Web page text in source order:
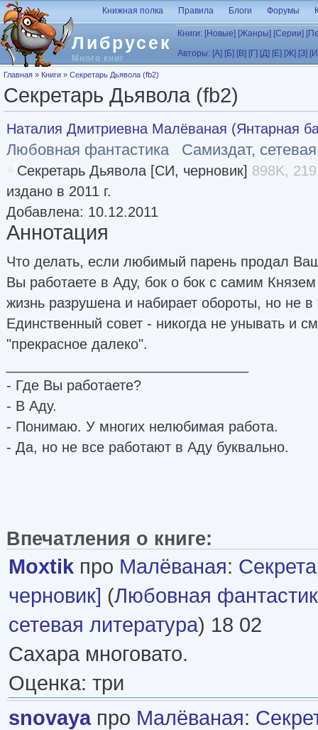
Перейти к основному содержанию
Либрусек
Много книг
Книжная полка Правила Блоги Форумы
Книги: [Новые] [Жанры] [Серии]
Авторы: [А] [Б] [В] [Г] [Д] [Е] [Ж] [З]
Вы здесь
Главная » Книги » Секретарь Дьявола (fb2)
Секретарь Дьявола (fb2)
Наталия Дмитриевна Малёваная (Янтарная
Любовная фантастика Самиздат,
Секретарь Дьявола [СИ, черновик] 898K,
издано в 2011 г.
Добавлена: 10.12.2011
Аннотация
Что делать, если любимый парень продал
Вы работаете в Аду, бок о бок с самим
жизнь разрушена и набирает обороты, но не
Единственный совет - никогда не унывать и
"прекрасное далеко".
- Где Вы работаете?
- В Аду.
- Понимаю. У многих нелюбимая работа.
- Да, но не все работают в Аду буквально.
Впечатления о книге:
Moxtik про Малёваная:
черновик] (Любовная
сетевая литература) 18 02
Сахара многовато.
Оценка: три
snovayaпро Малёваная: